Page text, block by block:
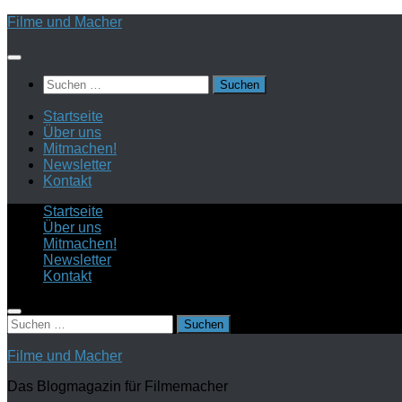
Zum
springen
Filme und Macher
Suchen
nach:
Startseite
Über uns
Mitmachen!
Newsletter
Kontakt
Startseite
Über uns
Mitmachen!
Newsletter
Kontakt
Suchen
nach:
Filme und Macher
Das Blogmagazin für Filmemacher